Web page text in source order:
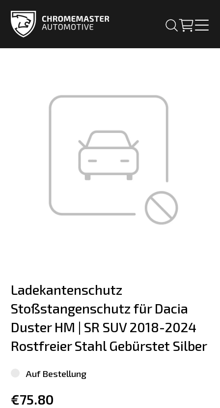
Ladekantenschutz
Stoßstangenschutz für Dacia
Duster HM | SR SUV 2018-2024
Rostfreier Stahl Gebürstet Silber
Auf Bestellung
€75.80